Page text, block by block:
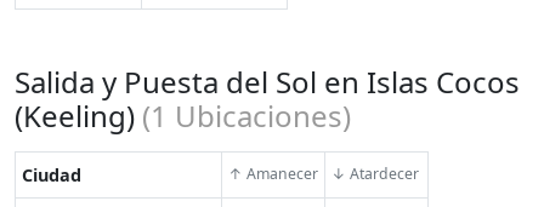
Salida y Puesta del Sol en Islas Cocos
(Keeling) (1 Ubicaciones)
Ciudad ↑ Amanecer ↓ Atardecer